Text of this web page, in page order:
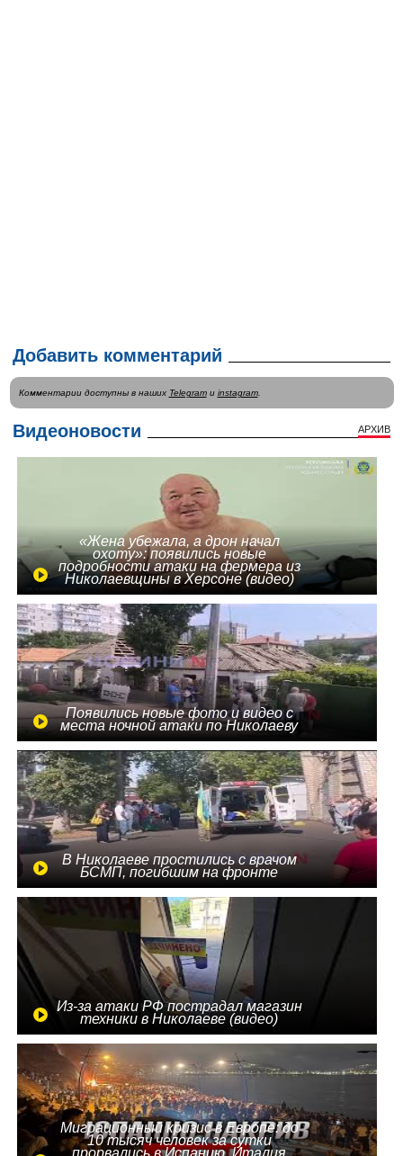
Добавить комментарий
Комментарии доступны в наших Telegramи instagram.
Видеоновости АРХИВ
«Жена убежала, а дрон начал
охоту»: появились новые
подробности атаки на фермера из
Николаевщины в Херсоне (видео)
Появились новые фото и видео с
места ночной атаки по Николаеву
В Николаеве простились с врачом
БСМП, погибшим на фронте
Из-за атаки РФ пострадал магазин
техники в Николаеве (видео)
Миграционный кризис в Европе: до
10 тысяч человек за сутки
прорвались в Испанию, Италия